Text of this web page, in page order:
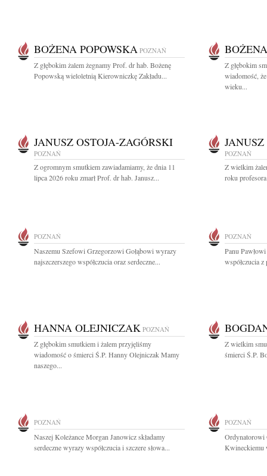
BOŻENA POPOWSKA POZNAŃ
Z głębokim żalem żegnamy Prof. dr hab. Bożenę
Popowską wieloletnią Kierowniczkę Zakładu...
Z głębokim
wiadomość,
wieku...
JANUSZ OSTOJA-ZAGÓRSKI
POZNAŃ
Z ogromnym smutkiem zawiadamiamy, że dnia 11
lipca 2026 roku zmarł Prof. dr hab. Janusz...
POZNAŃ
Z wielkim
roku
POZNAŃ
Naszemu Szefowi Grzegorzowi Gołąbowi wyrazy
najszczerszego współczucia oraz serdeczne...
POZNAŃ
Panu
współczucia
HANNA OLEJNICZAK POZNAŃ
Z głębokim smutkiem i żalem przyjęliśmy
wiadomość o śmierci Ś.P. Hanny Olejniczak Mamy
naszego...
Z wielkim
śmierci Ś.P.
POZNAŃ
Naszej Koleżance Morgan Janowicz składamy
serdeczne wyrazy współczucia i szczere słowa...
POZNAŃ
Ordynatorowi
Kwineckiemu